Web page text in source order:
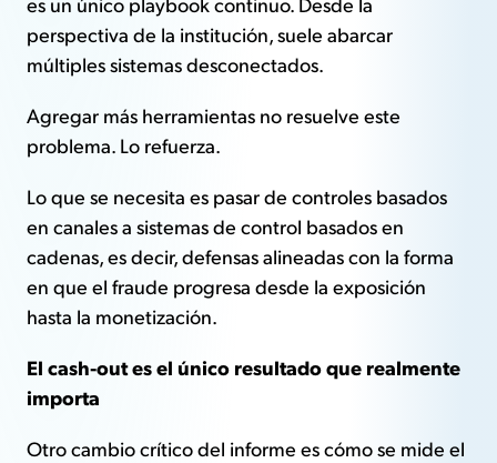
perspectiva de la institución, suele abarcar
múltiples sistemas desconectados.
Agregar más herramientas no resuelve este
problema. Lo refuerza.
Lo que se necesita es pasar de controles basados
en canales a sistemas de control basados en
cadenas, es decir, defensas alineadas con la forma
en que el fraude progresa desde la exposición
hasta la monetización.
El cash-out es el único resultado que realmente
importa
Otro cambio crítico del informe es cómo se mide el